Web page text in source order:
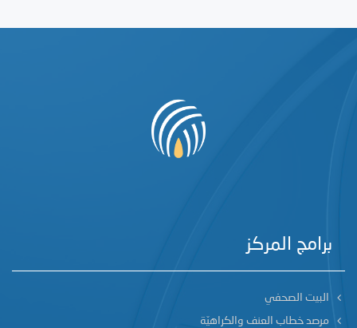
برامج المركز
البيت الصحفي
مرصد خطاب العنف والكراهيّة